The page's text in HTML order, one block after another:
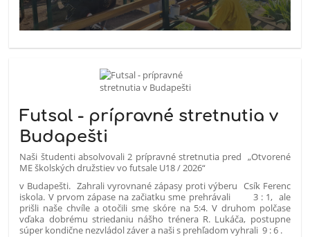
Futsal - prípravné stretnutia v
Budapešti
Naši študenti absolvovali 2 prípravné stretnutia pred „Otvorené
ME školských družstiev vo futsale U18 / 2026“
v Budapešti. Zahrali vyrovnané zápasy proti výberu Csík Ferenc
iskola. V prvom zápase na začiatku sme prehrávali 3 : 1, ale
prišli naše chvíle a otočili sme skóre na 5:4. V druhom polčase
vďaka dobrému striedaniu nášho trénera R. Lukáča, postupne
súper kondične nezvládol záver a naši s prehľadom vyhrali 9 : 6 .